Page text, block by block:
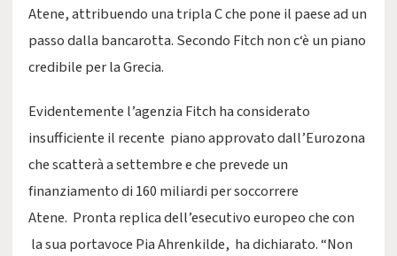
Atene, attribuendo una tripla C che pone il paese ad un
passo dalla bancarotta. Secondo Fitch non c‘è un piano
credibile per la Grecia.
Evidentemente l’agenzia Fitch ha considerato
insufficiente il recente piano approvato dall’Eurozona
che scatterà a settembre e che prevede un
finanziamento di 160 miliardi per soccorrere
Atene. Pronta replica dell’esecutivo europeo che con
la sua portavoce Pia Ahrenkilde, ha dichiarato. “Non